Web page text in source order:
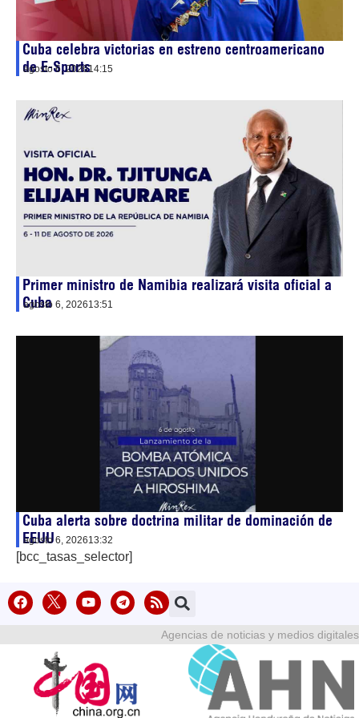
Cuba celebra victorias en estreno centroamericano
de E-Sports
agosto 6, 202614:15
Primer ministro de Namibia realizará visita oficial a
Cuba
agosto 6, 202613:51
Cuba alerta sobre doctrina militar de dominación de
EEUU
agosto 6, 202613:32
[bcc_tasas_selector]
Agencias de noticias y medios digitales